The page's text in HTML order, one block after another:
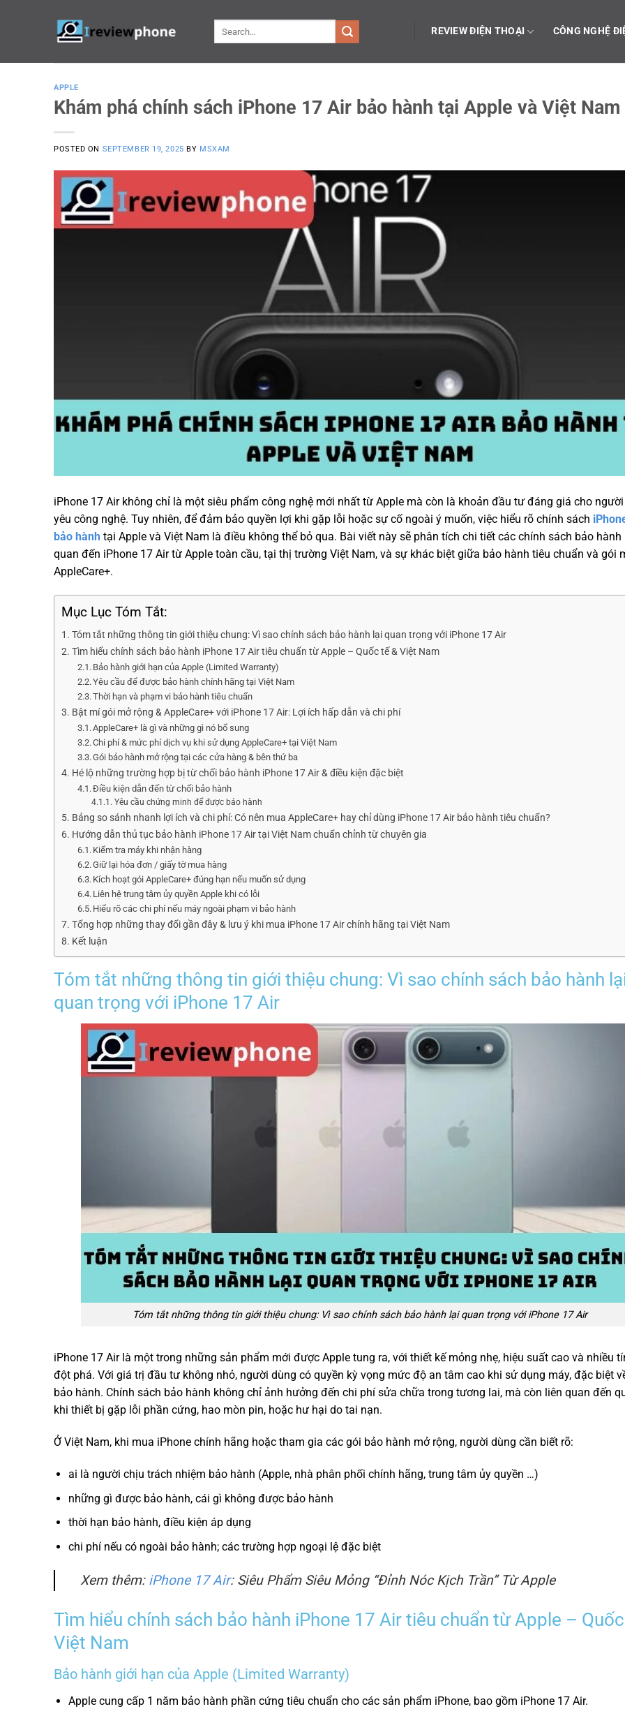
REVIEW ĐIỆN THOẠI CÔNG NGHỆ
APPLE
Khám phá chính sách iPhone 17 Air bảo hành tại Apple và Việt Nam
POSTED ON SEPTEMBER 19, 2025 BY MSXAM
iPhone 17 Air không chỉ là một siêu phẩm công nghệ mới nhất từ Apple mà còn là khoản đầu tư đáng giá cho
yêu công nghệ. Tuy nhiên, để đảm bảo quyền lợi khi gặp lỗi hoặc sự cố ngoài ý muốn, việc hiểu rõ chính sách
bảo hành tại Apple và Việt Nam là điều không thể bỏ qua. Bài viết này sẽ phân tích chi tiết các chính sách bảo hành
quan đến iPhone 17 Air từ Apple toàn cầu, tại thị trường Việt Nam, và sự khác biệt giữa bảo hành tiêu chuẩn và gói
AppleCare+.
Mục Lục Tóm Tắt:
Tóm tắt những thông tin giới thiệu chung: Vì sao chính sách bảo hành lại quan trọng với iPhone 17 Air
Tìm hiểu chính sách bảo hành iPhone 17 Air tiêu chuẩn từ Apple – Quốc tế & Việt Nam
Bảo hành giới hạn của Apple (Limited Warranty)
Yêu cầu để được bảo hành chính hãng tại Việt Nam
Thời hạn và phạm vi bảo hành tiêu chuẩn
Bật mí gói mở rộng & AppleCare+ với iPhone 17 Air: Lợi ích hấp dẫn và chi phí
AppleCare+ là gì và những gì nó bổ sung
Chi phí & mức phí dịch vụ khi sử dụng AppleCare+ tại Việt Nam
Gói bảo hành mở rộng tại các cửa hàng & bên thứ ba
Hé lộ những trường hợp bị từ chối bảo hành iPhone 17 Air & điều kiện đặc biệt
Điều kiện dẫn đến từ chối bảo hành
Yêu cầu chứng minh để được bảo hành
Bảng so sánh nhanh lợi ích và chi phí: Có nên mua AppleCare+ hay chỉ dùng iPhone 17 Air bảo hành tiêu chuẩn?
Hướng dẫn thủ tục bảo hành iPhone 17 Air tại Việt Nam chuẩn chỉnh từ chuyên gia
Kiểm tra máy khi nhận hàng
Giữ lại hóa đơn / giấy tờ mua hàng
Kích hoạt gói AppleCare+ đúng hạn nếu muốn sử dụng
Liên hệ trung tâm ủy quyền Apple khi có lỗi
Hiểu rõ các chi phí nếu máy ngoài phạm vi bảo hành
Tổng hợp những thay đổi gần đây & lưu ý khi mua iPhone 17 Air chính hãng tại Việt Nam
Kết luận
Tóm tắt những thông tin giới thiệu chung: Vì sao chính sách bảo hành
quan trọng với iPhone 17 Air
Tóm tắt những thông tin giới thiệu chung: Vì sao chính sách bảo hành lại quan trọng với iPhone 17 Air
iPhone 17 Air là một trong những sản phẩm mới được Apple tung ra, với thiết kế mỏng nhẹ, hiệu suất cao và nhiều
đột phá. Với giá trị đầu tư không nhỏ, người dùng có quyền kỳ vọng mức độ an tâm cao khi sử dụng máy, đặc biệt
bảo hành. Chính sách bảo hành không chỉ ảnh hưởng đến chi phí sửa chữa trong tương lai, mà còn liên quan đến
khi thiết bị gặp lỗi phần cứng, hao mòn pin, hoặc hư hại do tai nạn.
Ở Việt Nam, khi mua iPhone chính hãng hoặc tham gia các gói bảo hành mở rộng, người dùng cần biết rõ:
ai là người chịu trách nhiệm bảo hành (Apple, nhà phân phối chính hãng, trung tâm ủy quyền …)
những gì được bảo hành, cái gì không được bảo hành
thời hạn bảo hành, điều kiện áp dụng
chi phí nếu có ngoài bảo hành; các trường hợp ngoại lệ đặc biệt
Xem thêm: iPhone 17 Air: Siêu Phẩm Siêu Mỏng “Đỉnh Nóc Kịch Trần” Từ Apple
Tìm hiểu chính sách bảo hành iPhone 17 Air tiêu chuẩn từ Apple –
Việt Nam
Bảo hành giới hạn của Apple (Limited Warranty)
Apple cung cấp 1 năm bảo hành phần cứng tiêu chuẩn cho các sản phẩm iPhone, bao gồm iPhone 17 Air.